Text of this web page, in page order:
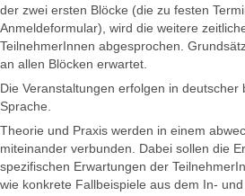
der zwei ersten Blöcke (die zu festen
Anmeldeformular), wird die weitere
TeilnehmerInnen abgesprochen.
an allen Blöcken erwartet.
Die Veranstaltungen erfolgen in deutscher
Sprache.
Theorie und Praxis werden in einem
miteinander verbunden. Dabei sollen die
spezifischen Erwartungen der
wie konkrete Fallbeispiele aus dem In- und